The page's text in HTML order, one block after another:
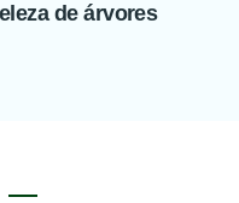
de árvores